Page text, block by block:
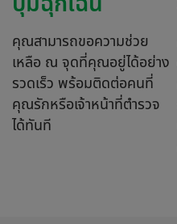
คุณสามารถขอความช่วย
เหลือ ณ จุดที่คุณอยู่ได้อย่าง
รวดเร็ว พร้อมติดต่อคนที่
คุณรักหรือเจ้าหน้าที่ตำรวจ
ได้ทันที